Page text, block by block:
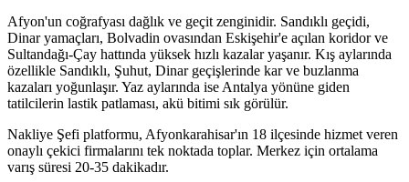
Afyon'un coğrafyası dağlık ve geçit zenginidir. Sandıklı geçidi,
Dinar yamaçları, Bolvadin ovasından Eskişehir'e açılan koridor ve
Sultandağı-Çay hattında yüksek hızlı kazalar yaşanır. Kış aylarında
özellikle Sandıklı, Şuhut, Dinar geçişlerinde kar ve buzlanma
kazaları yoğunlaşır. Yaz aylarında ise Antalya yönüne giden
tatilcilerin lastik patlaması, akü bitimi sık görülür.
Nakliye Şefi platformu, Afyonkarahisar'ın 18 ilçesinde hizmet veren
onaylı çekici firmalarını tek noktada toplar. Merkez için ortalama
varış süresi 20-35 dakikadır.